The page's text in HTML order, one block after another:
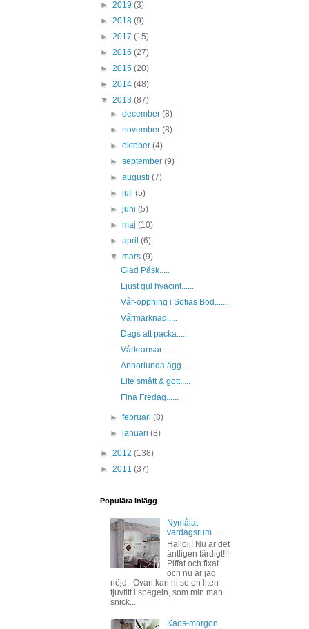
► 2019 (3)
► 2018 (9)
► 2017 (15)
► 2016 (27)
► 2015 (20)
► 2014 (48)
▼ 2013 (87)
►december(8)
►november(8)
►oktober(4)
►september(9)
►augusti(7)
►juli(5)
►juni(5)
►maj(10)
►april(6)
▼mars(9)
Glad Påsk.....
Ljust gul hyacint......
Vår-öppning i Sofias Bod.......
Vårmarknad.....
Dags att packa.....
Vårkransar.....
Annorlunda ägg....
Lite smått & gott.....
Fina Fredag......
►februari(8)
►januari(8)
► 2012 (138)
► 2011 (37)
Populära inlägg
Nymålat
vardagsrum .....
Hallojj! Nu är det
äntligen färdigt!!!
Piffat och fixat
och nu är jag
nöjd. Ovan kan ni se en liten
tjuvtitt i spegeln, som min man
snick...
Kaos-morgon